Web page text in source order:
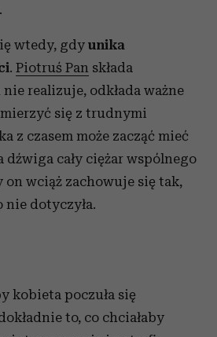
lub uzyskanymi podczas
wtedy, gdy unika
. Piotruś Pan składa
realizuje, odkłada ważne
się z trudnymi
z czasem może zacząć mieć
dźwiga cały ciężar wspólnego
on wciąż zachowuje się tak,
nie dotyczyła.
kobieta poczuła się
to, co chciałaby